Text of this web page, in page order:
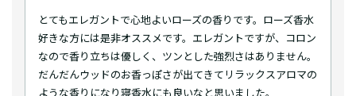
とてもエレガントで心地よいローズの香りです。ローズ香水
好きな方には是非オススメです。エレガントですが、コロン
なので香り立ちは優しく、ツンとした強烈さはありません。
だんだんウッドのお香っぽさが出てきてリラックスアロマの
ような香りになり寝香水にも良いなと思いました。